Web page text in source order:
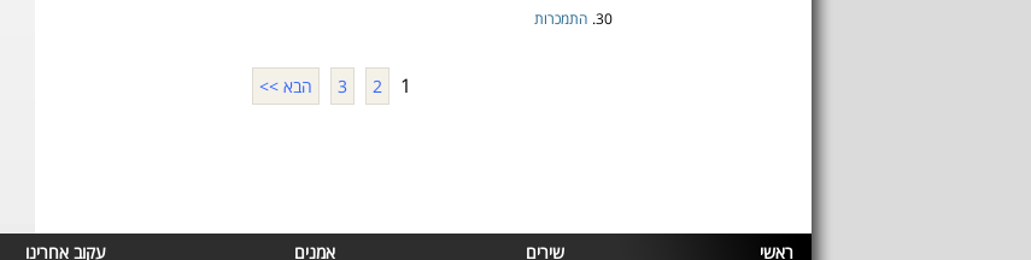
30. התמכרות
1
2
3 הבא >>
ראשי שירים אמנים עקוב אחרינו